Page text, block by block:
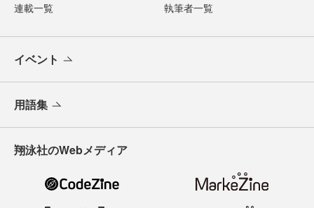
連載一覧 執筆者一覧
イベント
用語集
翔泳社のWebメディア